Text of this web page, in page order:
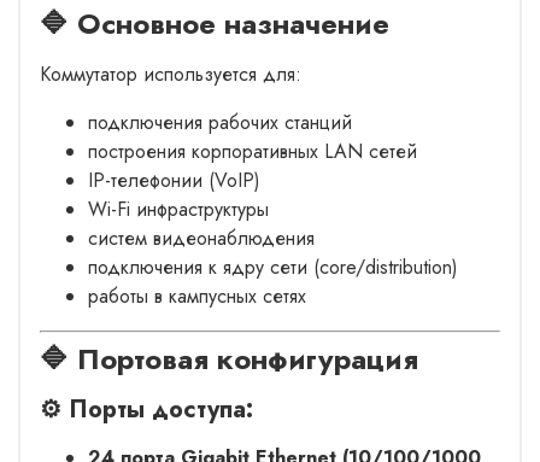
🔷 Основное назначение
Коммутатор используется для:
подключения рабочих станций
построения корпоративных LAN сетей
IP-телефонии (VoIP)
Wi-Fi инфраструктуры
систем видеонаблюдения
подключения к ядру сети (core/distribution)
работы в кампусных сетях
🔷 Портовая конфигурация
⚙️ Порты доступа: